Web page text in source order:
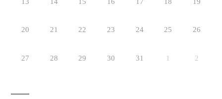
20 21 22 23 24 25 26
27 28 29 30 31 1 2